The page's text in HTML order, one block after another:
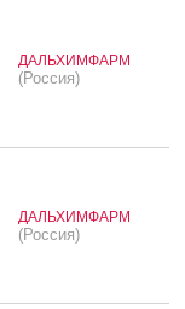
ДАЛЬХИМФАРМ
(Россия)
ДАЛЬХИМФАРМ
(Россия)